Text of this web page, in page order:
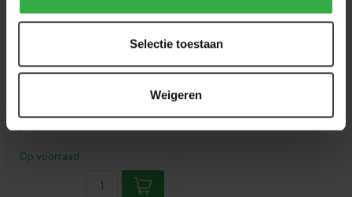
Selectie toestaan
Weigeren
BALVI
Boekensteun
De boekensteunen van Balvi
€21,95
.
Op voorraad